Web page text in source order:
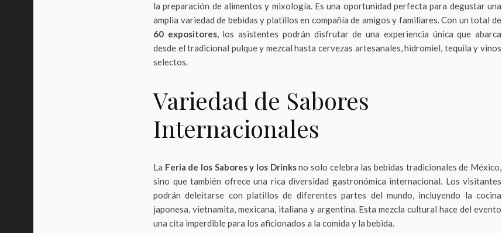
la preparación de alimentos y mixología. Es una oportunidad perfecta para degustar una
amplia variedad de bebidas y platillos en compañía de amigos y familiares. Con un total de
60 expositores, los asistentes podrán disfrutar de una experiencia única que abarca
desde el tradicional pulque y mezcal hasta cervezas artesanales, hidromiel, tequila y vinos
selectos.
Variedad de Sabores
Internacionales
La Feria de los Sabores y los Drinksno solo celebra las bebidas tradicionales de México,
sino que también ofrece una rica diversidad gastronómica internacional. Los visitantes
podrán deleitarse con platillos de diferentes partes del mundo, incluyendo la cocina
japonesa, vietnamita, mexicana, italiana y argentina. Esta mezcla cultural hace del evento
una cita imperdible para los aficionados a la comida y la bebida.